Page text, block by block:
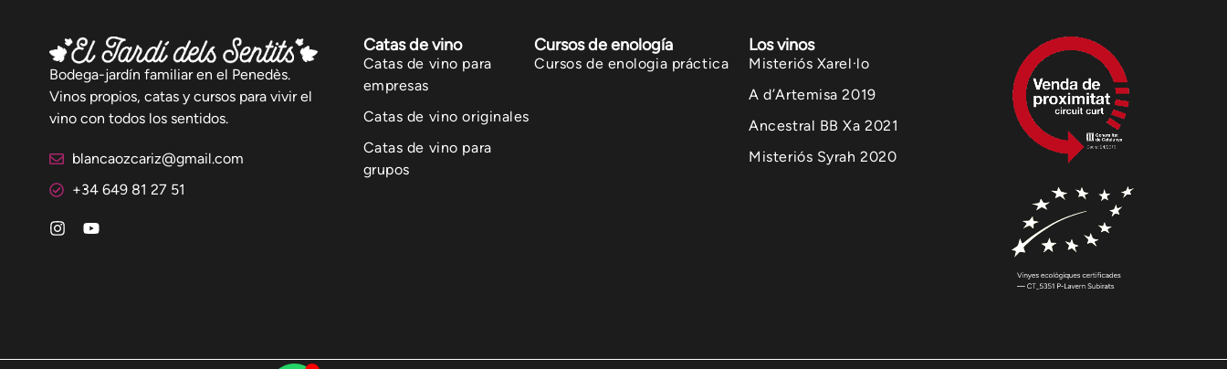
Bodega-jardín familiar en el Penedès.
Vinos propios, catas y cursos para vivir el
vino con todos los sentidos.
blancaozcariz@gmail.com
+34 649 81 27 51
Catas de vino
Catas de vino para
empresas
Catas de vino originales
Catas de vino para
grupos
Cursos de enología
Cursos de enologia práctica
Los vinos
Misteriós Xarel·lo
A d’Artemisa 2019
Ancestral BB Xa 2021
Misteriós Syrah 2020